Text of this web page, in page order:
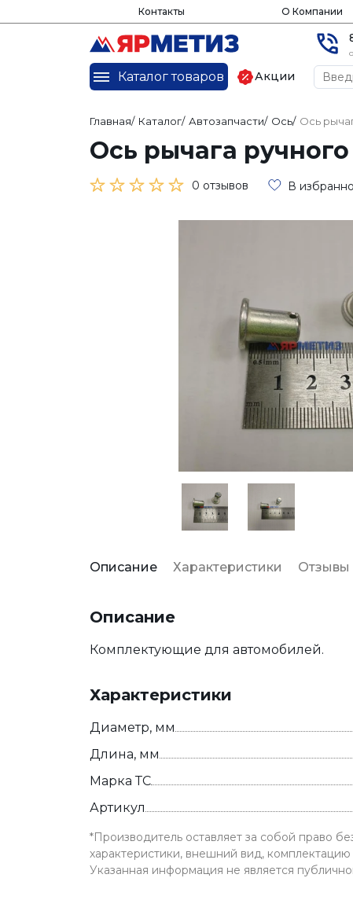
Контакты О Компании
Каталог товаров Акции
Главная/ Каталог/ Автозапчасти/ Ось/ Ось
Ось рычага
0 отзывов В
Описание Характеристики Отзывы
Описание
Комплектующие для автомобилей.
Характеристики
Диаметр, мм
Длина, мм
Марка ТС
Артикул
*Производитель оставляет за собой право
характеристики, внешний вид, комплектацию
Указанная информация не является